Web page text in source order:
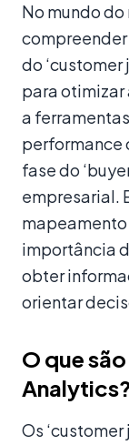
No mundo
do ‘customer
para otimizar
a
performance
fase do
empresarial.
importância
obter
orientar
O que
Os